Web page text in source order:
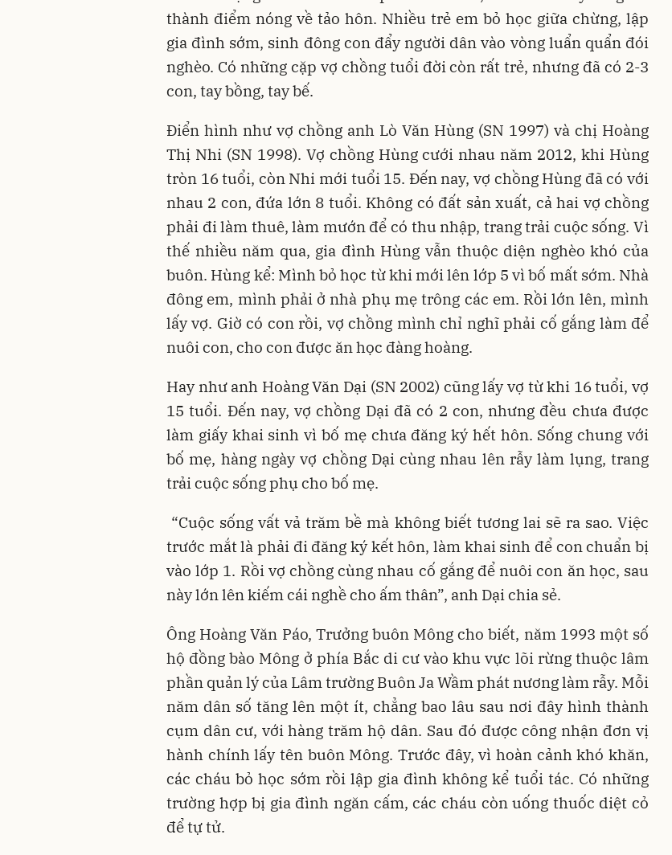
thành điểm nóng về tảo hôn. Nhiều trẻ em bỏ học giữa chừng, lập
gia đình sớm, sinh đông con đẩy người dân vào vòng luẩn quẩn đói
nghèo. Có những cặp vợ chồng tuổi đời còn rất trẻ, nhưng đã có 2-3
con, tay bồng, tay bế.
Điển hình như vợ chồng anh Lò Văn Hùng (SN 1997) và chị Hoàng
Thị Nhi (SN 1998). Vợ chồng Hùng cưới nhau năm 2012, khi Hùng
tròn 16 tuổi, còn Nhi mới tuổi 15. Đến nay, vợ chồng Hùng đã có với
nhau 2 con, đứa lớn 8 tuổi. Không có đất sản xuất, cả hai vợ chồng
phải đi làm thuê, làm mướn để có thu nhập, trang trải cuộc sống. Vì
thế nhiều năm qua, gia đình Hùng vẫn thuộc diện nghèo khó của
buôn. Hùng kể: Mình bỏ học từ khi mới lên lớp 5 vì bố mất sớm. Nhà
đông em, mình phải ở nhà phụ mẹ trông các em. Rồi lớn lên, mình
lấy vợ. Giờ có con rồi, vợ chồng mình chỉ nghĩ phải cố gắng làm để
nuôi con, cho con được ăn học đàng hoàng.
Hay như anh Hoàng Văn Dại (SN 2002) cũng lấy vợ từ khi 16 tuổi, vợ
15 tuổi. Đến nay, vợ chồng Dại đã có 2 con, nhưng đều chưa được
làm giấy khai sinh vì bố mẹ chưa đăng ký hết hôn. Sống chung với
bố mẹ, hàng ngày vợ chồng Dại cùng nhau lên rẫy làm lụng, trang
trải cuộc sống phụ cho bố mẹ.
“Cuộc sống vất vả trăm bề mà không biết tương lai sẽ ra sao. Việc
trước mắt là phải đi đăng ký kết hôn, làm khai sinh để con chuẩn bị
vào lớp 1. Rồi vợ chồng cùng nhau cố gắng để nuôi con ăn học, sau
này lớn lên kiếm cái nghề cho ấm thân”, anh Dại chia sẻ.
Ông Hoàng Văn Páo, Trưởng buôn Mông cho biết, năm 1993 một số
hộ đồng bào Mông ở phía Bắc di cư vào khu vực lõi rừng thuộc lâm
phần quản lý của Lâm trường Buôn Ja Wầm phát nương làm rẫy. Mỗi
năm dân số tăng lên một ít, chẳng bao lâu sau nơi đây hình thành
cụm dân cư, với hàng trăm hộ dân. Sau đó được công nhận đơn vị
hành chính lấy tên buôn Mông. Trước đây, vì hoàn cảnh khó khăn,
các cháu bỏ học sớm rồi lập gia đình không kể tuổi tác. Có những
trường hợp bị gia đình ngăn cấm, các cháu còn uống thuốc diệt cỏ
để tự tử.